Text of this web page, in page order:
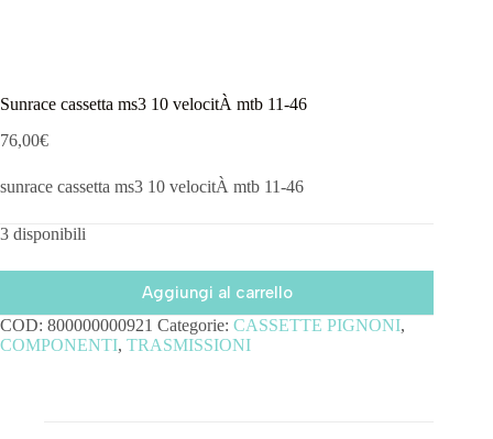
Sunrace cassetta ms3 10 velocitÀ mtb 11-46
76,00€
sunrace cassetta ms3 10 velocitÀ mtb 11-46
3 disponibili
Aggiungi al carrello
COD: 800000000921 Categorie: CASSETTE PIGNONI,
COMPONENTI, TRASMISSIONI